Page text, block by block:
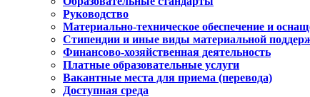
Руководство
Материально-техническое обеспечение и
Стипендии и иные виды материальной
Финансово-хозяйственная деятельность
Платные образовательные услуги
Вакантные места для приема (перевода)
Доступная среда